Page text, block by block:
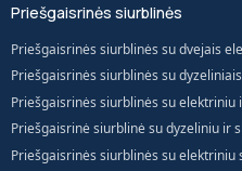
Priešgaisrinės siurblinės
Priešgaisrinės siurblinės su dvejais
Priešgaisrinės siurblinės su
Priešgaisrinės siurblinės su
Priešgaisrinė siurblinė su dyzeliniu ir
Priešgaisrinės siurblinės su elektriniu